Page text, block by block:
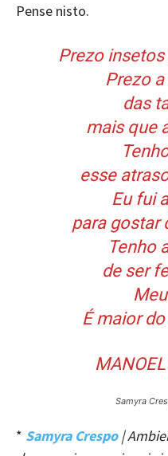
Pense nisto.
Prezo
Prezo
das
mais que
esse
Eu fui
para gostar
Tenho
de ser
É maior
Samyra
* Samyra Crespo|